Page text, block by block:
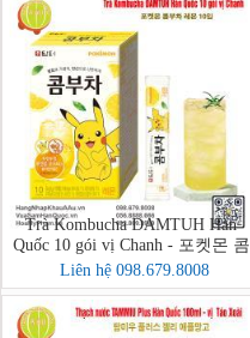
Trà Kombucha DAMTUH Hàn
Quốc 10 gói vị Chanh - 포켓몬 콤
부차 레몬 10입
Liên hệ 098.679.8008